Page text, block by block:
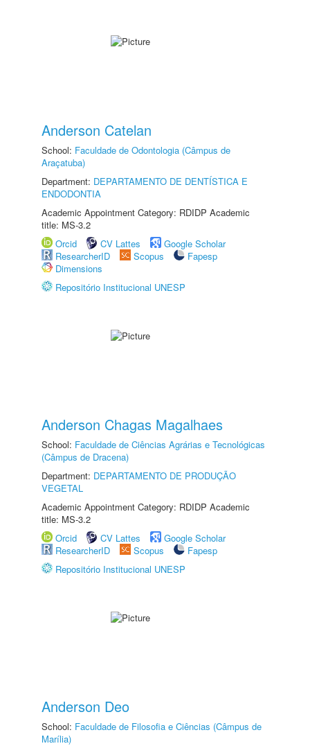
Anderson Catelan
School: Faculdade de Odontologia (Câmpus de
Araçatuba)
Department: DEPARTAMENTO DE DENTÍSTICA E
ENDODONTIA
Academic Appointment Category: RDIDP Academic
title: MS-3.2
Orcid
CV Lattes
Google Scholar
ResearcherID
Scopus
Fapesp
Dimensions
Repositório Institucional UNESP
Anderson Chagas Magalhaes
School: Faculdade de Ciências Agrárias e Tecnológicas
(Câmpus de Dracena)
Department: DEPARTAMENTO DE PRODUÇÃO
VEGETAL
Academic Appointment Category: RDIDP Academic
title: MS-3.2
Orcid
CV Lattes
Google Scholar
ResearcherID
Scopus
Fapesp
Repositório Institucional UNESP
Anderson Deo
School: Faculdade de Filosofia e Ciências (Câmpus de
Marília)